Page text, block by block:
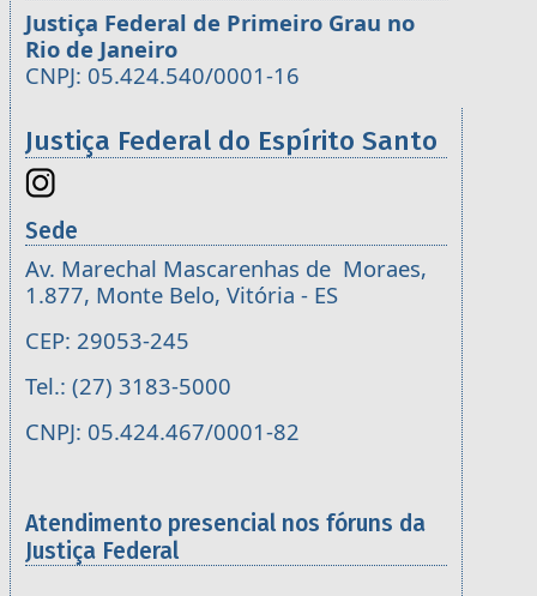
Justiça Federal de Primeiro Grau no
Rio de Janeiro
CNPJ: 05.424.540/0001-16
Justiça Federal do Espírito Santo
Sede
Av. Marechal Mascarenhas de Moraes,
1.877, Monte Belo, Vitória - ES
CEP: 29053-245
Tel.: (27) 3183-5000
CNPJ: 05.424.467/0001-82
Atendimento presencial nos fóruns da
Justiça Federal